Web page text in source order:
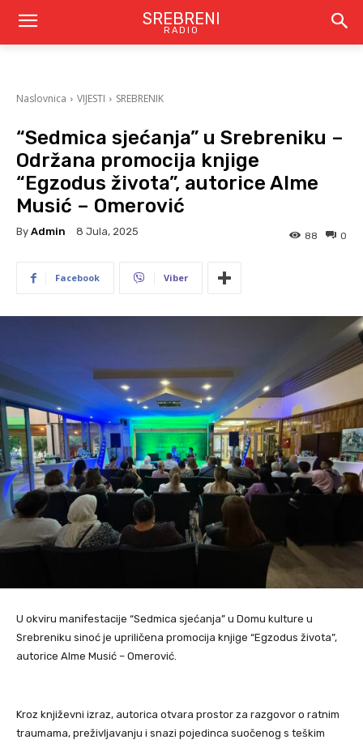
SREBRENI
RADIO
Naslovnica VIJESTI SREBRENIK
“Sedmica sjećanja” u Srebreniku –
Održana promocija knjige
“Egzodus života”, autorice Alme
Musić – Omerović
By Admin 8 Jula, 2025 0
88
Facebook Viber
U okviru manifestacije “Sedmica sjećanja” u Domu kulture u
Srebreniku sinoć je upriličena promocija knjige “Egzodus života”,
autorice Alme Musić – Omerović.
Kroz književni izraz, autorica otvara prostor za razgovor o ratnim
traumama, preživljavanju i snazi pojedinca suočenog s teškim